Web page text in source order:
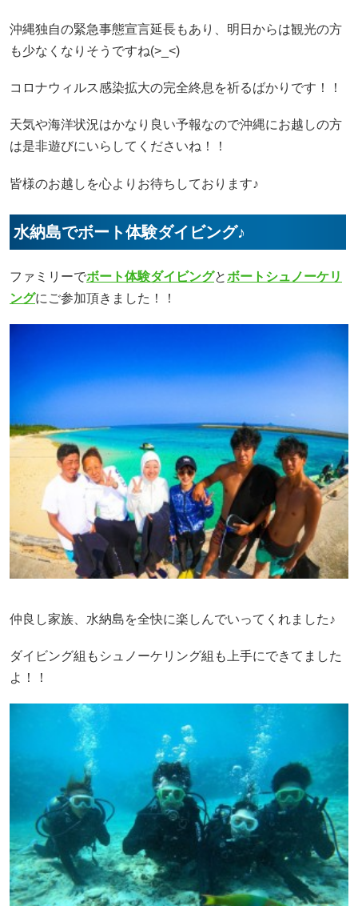
沖縄独自の緊急事態宣言延長もあり、明日からは観光の方
も少なくなりそうですね(>_<)
コロナウィルス感染拡大の完全終息を祈るばかりです！！
天気や海洋状況はかなり良い予報なので沖縄にお越しの方
は是非遊びにいらしてくださいね！！
皆様のお越しを心よりお待ちしております♪
水納島でボート体験ダイビング♪
ファミリーでボート体験ダイビングとボートシュノーケリ
ングにご参加頂きました！！
仲良し家族、水納島を全快に楽しんでいってくれました♪
ダイビング組もシュノーケリング組も上手にできてました
よ！！